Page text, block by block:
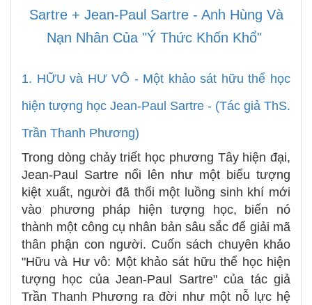
Sartre + Jean-Paul Sartre - Anh Hùng Và
Nạn Nhân Của "Ý Thức Khốn Khổ"
1. HỮU và HƯ VÔ - Một khảo sát hữu thể học
hiện tượng học Jean-Paul Sartre - (Tác giả ThS.
Trần Thanh Phương)
Trong dòng chảy triết học phương Tây hiện đại,
Jean-Paul Sartre nổi lên như một biểu tượng
kiệt xuất, người đã thổi một luồng sinh khí mới
vào phương pháp hiện tượng học, biến nó
thành một công cụ nhân bản sâu sắc để giải mã
thân phận con người. Cuốn sách chuyên khảo
"Hữu và Hư vô: Một khảo sát hữu thể học hiện
tượng học của Jean-Paul Sartre" của tác giả
Trần Thanh Phương ra đời như một nỗ lực hệ